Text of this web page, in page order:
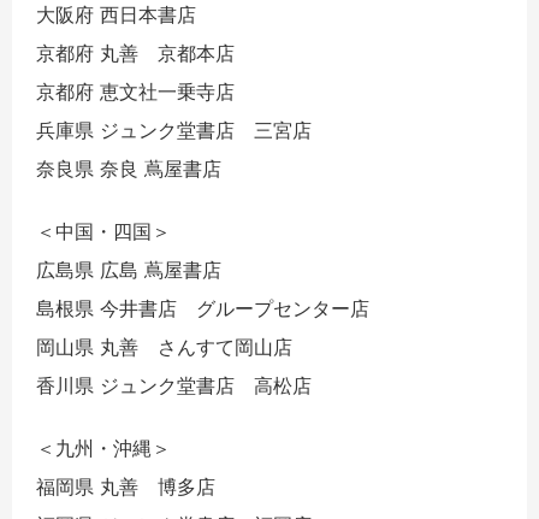
大阪府 西日本書店
京都府 丸善 京都本店
京都府 恵文社一乗寺店
兵庫県 ジュンク堂書店 三宮店
奈良県 奈良 蔦屋書店
＜中国・四国＞
広島県 広島 蔦屋書店
島根県 今井書店 グループセンター店
岡山県 丸善 さんすて岡山店
香川県 ジュンク堂書店 高松店
＜九州・沖縄＞
福岡県 丸善 博多店